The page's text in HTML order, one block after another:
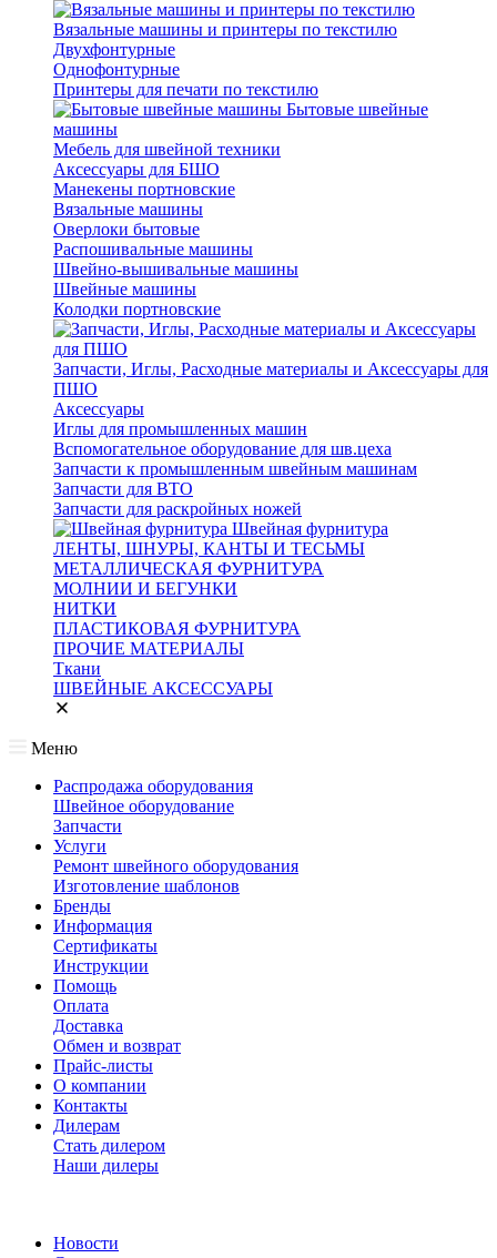
Вязальные машины и принтеры по текстилю
Двухфонтурные
Однофонтурные
Принтеры для печати по текстилю
Бытовые швейные
машины
Мебель для швейной техники
Аксессуары для БШО
Манекены портновские
Вязальные машины
Оверлоки бытовые
Распошивальные машины
Швейно-вышивальные машины
Швейные машины
Колодки портновские
Запчасти, Иглы, Расходные материалы и Аксессуары для
ПШО
Аксессуары
Иглы для промышленных машин
Вспомогательное оборудование для шв.цеха
Запчасти к промышленным швейным машинам
Запчасти для ВТО
Запчасти для раскройных ножей
Швейная фурнитура
ЛЕНТЫ, ШНУРЫ, КАНТЫ И ТЕСЬМЫ
МЕТАЛЛИЧЕСКАЯ ФУРНИТУРА
МОЛНИИ И БЕГУНКИ
НИТКИ
ПЛАСТИКОВАЯ ФУРНИТУРА
ПРОЧИЕ МАТЕРИАЛЫ
Ткани
ШВЕЙНЫЕ АКСЕССУАРЫ
Меню
Распродажа оборудования
Швейное оборудование
Запчасти
Услуги
Ремонт швейного оборудования
Изготовление шаблонов
Бренды
Информация
Сертификаты
Инструкции
Помощь
Оплата
Доставка
Обмен и возврат
Прайс-листы
О компании
Контакты
Дилерам
Стать дилером
Наши дилеры
Новости